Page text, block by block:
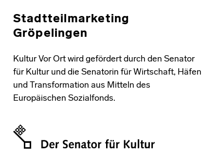
Stadtteilmarketing
Gröpelingen
Kultur Vor Ort wird gefördert durch den Senator
für Kultur und die Senatorin für Wirtschaft, Häfen
und Transformation aus Mitteln des
Europäischen Sozialfonds.